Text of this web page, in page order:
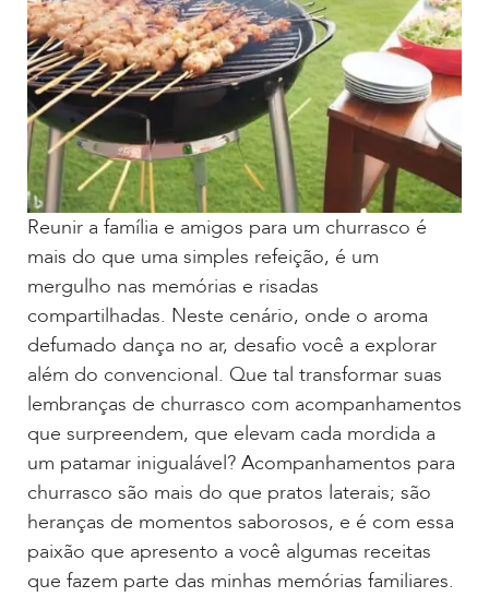
Reunir a família e amigos para um churrasco é
mais do que uma simples refeição, é um
mergulho nas memórias e risadas
compartilhadas. Neste cenário, onde o aroma
defumado dança no ar, desafio você a explorar
além do convencional. Que tal transformar suas
lembranças de churrasco com acompanhamentos
que surpreendem, que elevam cada mordida a
um patamar inigualável? Acompanhamentos para
churrasco são mais do que pratos laterais; são
heranças de momentos saborosos, e é com essa
paixão que apresento a você algumas receitas
que fazem parte das minhas memórias familiares.